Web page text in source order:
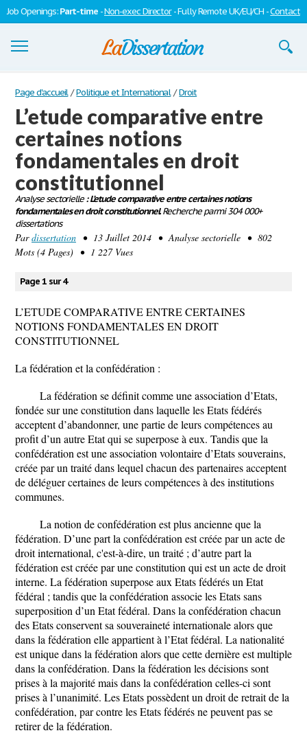
Job Openings:Part-time -Non-exec Director- Fully Remote UK/EU/CH -Contact
Dissertations
S'inscrire
Se connecter
Contactez-nous
Page d'accueil / Politique et International / Droit
L’etude comparative entre
certaines notions
fondamentales en droit
constitutionnel
Analyse sectorielle: L’etude comparative entre certaines notions
fondamentales en droit constitutionnel.Recherche parmi 304 000+
dissertations
Pardissertation • 13 Juillet 2014 • Analyse sectorielle • 802
Mots (4 Pages) • 1 227 Vues
Page 1 sur 4
L’ETUDE COMPARATIVE ENTRE CERTAINES
NOTIONS FONDAMENTALES EN DROIT
CONSTITUTIONNEL
La fédération et la confédération :
La fédération se définit comme une association d’Etats,
fondée sur une constitution dans laquelle les Etats fédérés
acceptent d’abandonner, une partie de leurs compétences au
profit d’un autre Etat qui se superpose à eux. Tandis que la
confédération est une association volontaire d’Etats souverains,
créée par un traité dans lequel chacun des partenaires acceptent
de déléguer certaines de leurs compétences à des institutions
communes.
La notion de confédération est plus ancienne que la
fédération. D’une part la confédération est créée par un acte de
droit international, c'est-à-dire, un traité ; d’autre part la
fédération est créée par une constitution qui est un acte de droit
interne. La fédération superpose aux Etats fédérés un Etat
fédéral ; tandis que la confédération associe les Etats sans
superposition d’un Etat fédéral. Dans la confédération chacun
des Etats conservent sa souveraineté internationale alors que
dans la fédération elle appartient à l’Etat fédéral. La nationalité
est unique dans la fédération alors que cette dernière est multiple
dans la confédération. Dans la fédération les décisions sont
prises à la majorité mais dans la confédération celles-ci sont
prises à l’unanimité. Les Etats possèdent un droit de retrait de la
confédération, par contre les Etats fédérés ne peuvent pas se
retirer de la fédération.